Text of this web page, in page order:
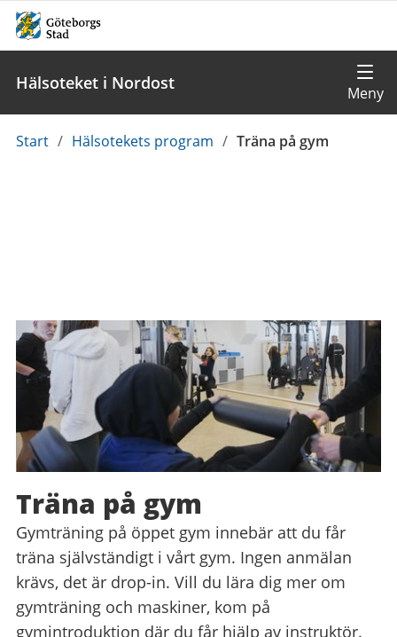
Hälsoteket i Nordost
Du
Start / Hälsotekets program / Träna på gym
Träna på gym
Gymträning på öppet gym innebär att du får
träna självständigt i vårt gym. Ingen anmälan
krävs, det är drop-in. Vill du lära dig mer om
gymträning och maskiner, kom på
gymintroduktion där du får hjälp av instruktör.